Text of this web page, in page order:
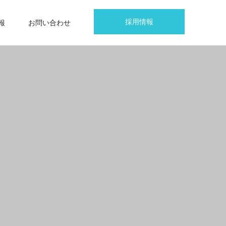
採用情報
お問い合わせ